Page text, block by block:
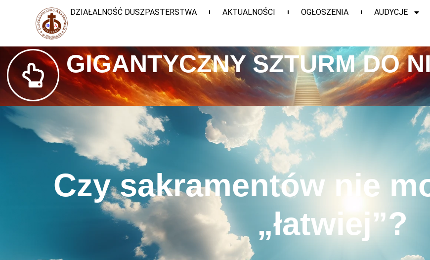
DZIAŁALNOŚĆ DUSZPASTERSTWA AKTUALNOŚCI OGŁOSZENIA AUDYCJE
GIGANTYCZNY SZTURM DO
Czy sakramentów nie
„łatwiej”?